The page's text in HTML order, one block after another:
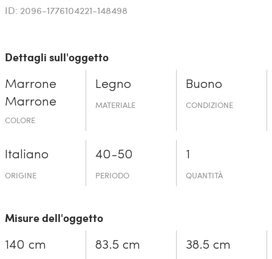
ID: 2096-1776104221-148498
Dettagli sull'oggetto
Marrone
Marrone
COLORE
Legno
MATERIALE
Buono
CONDIZIONE
Italiano
ORIGINE
40-50
PERIODO
1
QUANTITÀ
Misure dell'oggetto
140 cm 83.5 cm 38.5 cm